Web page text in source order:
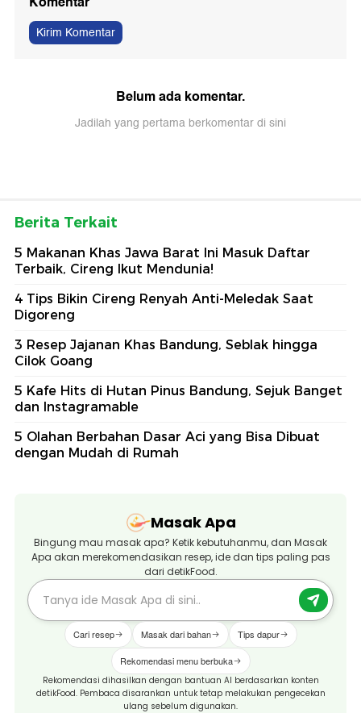
Kirim Komentar
Belum ada komentar.
Jadilah yang pertama berkomentar di sini
Berita Terkait
5 Makanan Khas Jawa Barat Ini Masuk Daftar
Terbaik, Cireng Ikut Mendunia!
4 Tips Bikin Cireng Renyah Anti-Meledak Saat
Digoreng
3 Resep Jajanan Khas Bandung, Seblak hingga
Cilok Goang
5 Kafe Hits di Hutan Pinus Bandung, Sejuk Banget
dan Instagramable
5 Olahan Berbahan Dasar Aci yang Bisa Dibuat
dengan Mudah di Rumah
Masak Apa
Bingung mau masak apa? Ketik kebutuhanmu, dan Masak
Apa akan merekomendasikan resep, ide dan tips paling pas
dari detikFood.
Cari resep Masak dari bahan Tips dapur
Rekomendasi menu berbuka
Rekomendasi dihasilkan dengan bantuan AI berdasarkan konten
detikFood. Pembaca disarankan untuk tetap melakukan pengecekan
ulang sebelum digunakan.